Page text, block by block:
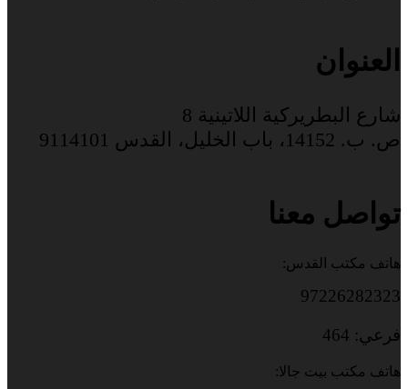
العنوان
شارع البطريركية اللاتينية 8
ص. ب. 14152، باب الخليل، القدس 9114101
تواصل معنا
هاتف مكتب القدس:
97226282323
فرعي: 464
هاتف مكتب بيت جالا: